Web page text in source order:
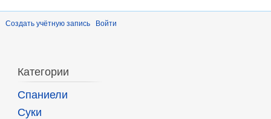
Создать учётную запись Войти
Категории
Спаниели
Суки